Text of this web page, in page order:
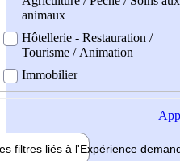
animaux
Hôtellerie - Restauration /
Tourisme / Animation
Immobilier
filtres liés à l'Expérience